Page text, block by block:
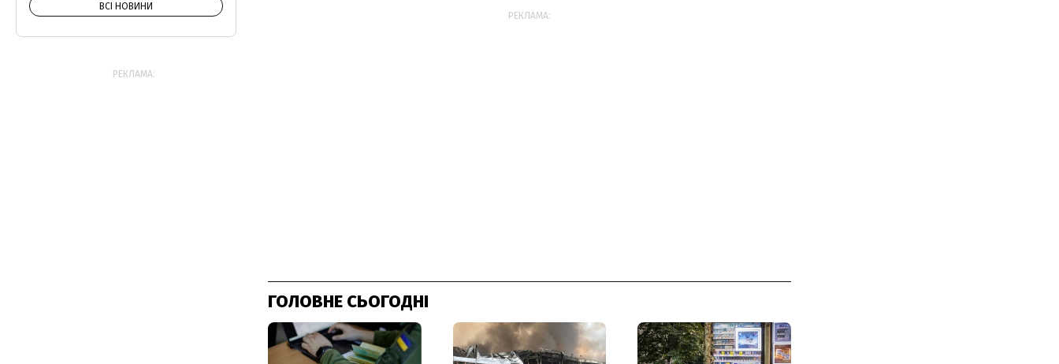
РЕКЛАМА:
ГОЛОВНЕ СЬОГОДНІ
ВСІ НОВИНИ
РЕКЛАМА: